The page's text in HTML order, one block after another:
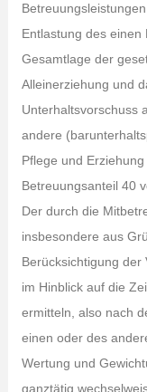
Entlastung des einen
Gesamtlage der
Alleinerziehung und
Unterhaltsvorschuss
andere
Pflege und
Betreuungsanteil 40
Der durch die
insbesondere aus
Berücksichtigung der
im Hinblick auf die
ermitteln, also nach
einen oder des
Wertung und
ganztätig